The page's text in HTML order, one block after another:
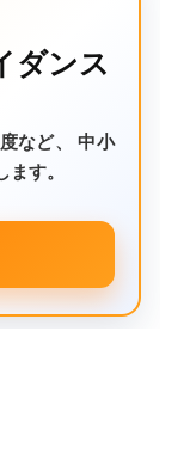
ダンス
など、
中小
す。